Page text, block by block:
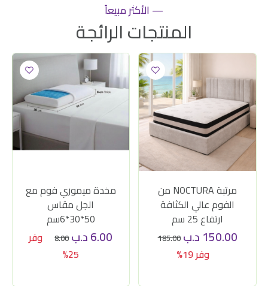
— الأكثر مبيعاً
المنتجات الرائجة
مرتبة NOCTURA من
الفوم عالي الكثافة
ارتفاع 25 سم
150.00د.ب 185.00
وفر 19%
مخدة ميموري فوم مع
الجل مقاس
50*30*6سم
6.00د.ب8.00
وفر
25%